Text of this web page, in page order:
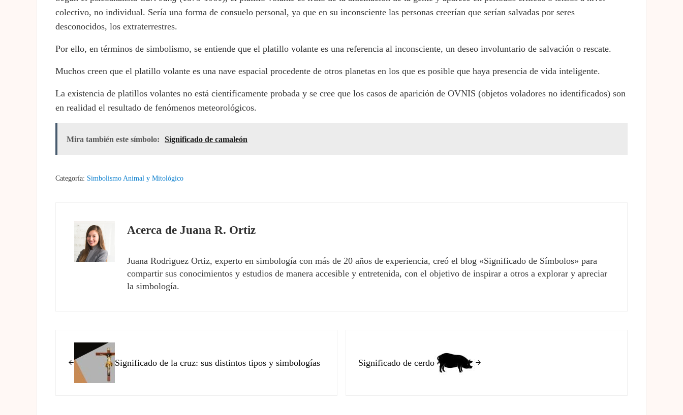
colectivo, no individual. Sería una forma de consuelo personal, ya que en su inconsciente las personas creerían que serían salvadas por seres
desconocidos, los extraterrestres.
Por ello, en términos de simbolismo, se entiende que el platillo volante es una referencia al inconsciente, un deseo involuntario de salvación o rescate.
Muchos creen que el platillo volante es una nave espacial procedente de otros planetas en los que es posible que haya presencia de vida inteligente.
La existencia de platillos volantes no está científicamente probada y se cree que los casos de aparición de OVNIS (objetos voladores no identificados) son
en realidad el resultado de fenómenos meteorológicos.
Mira también este símbolo: Significado de camaleón
Categoría: Simbolismo Animal y Mitológico
Acerca de Juana R. Ortiz
Juana Rodriguez Ortiz, experto en simbología con más de 20 años de experiencia, creó el blog «Significado de Símbolos» para
compartir sus conocimientos y estudios de manera accesible y entretenida, con el objetivo de inspirar a otros a explorar y apreciar
la simbología.
Significado de la cruz: sus distintos tipos y simbologías Significado de cerdo